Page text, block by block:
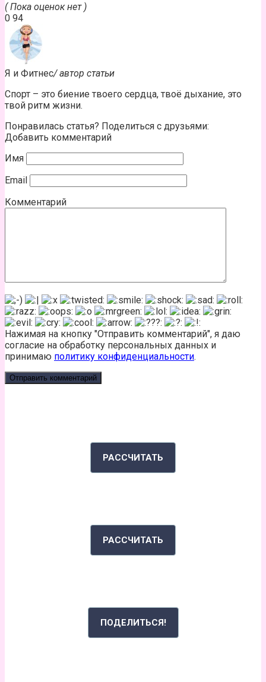
( Пока оценок нет )
0 94
Я и Фитнес/ автор статьи
Спорт – это биение твоего сердца, твоё дыхание, это
твой ритм жизни.
Понравилась статья? Поделиться с друзьями:
Добавить комментарий
Имя
Email
Комментарий
Нажимая на кнопку "Отправить комментарий", я даю
согласие на обработку персональных данных и
принимаю политику конфиденциальности.
РАССЧИТАТЬ
РАССЧИТАТЬ
ПОДЕЛИТЬСЯ!